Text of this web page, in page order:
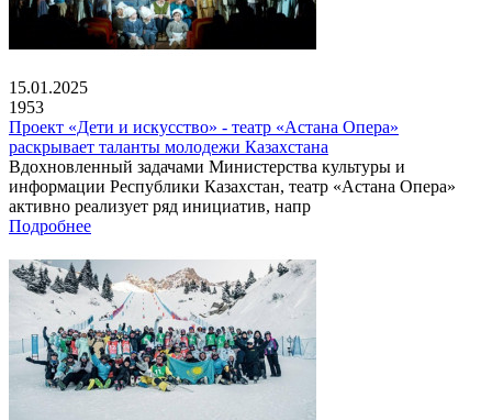
15.01.2025
1953
Проект «Дети и искусство» - театр «Астана Опера»
раскрывает таланты молодежи Казахстана
Вдохновленный задачами Министерства культуры и
информации Республики Казахстан, театр «Астана Опера»
активно реализует ряд инициатив, напр
Подробнее